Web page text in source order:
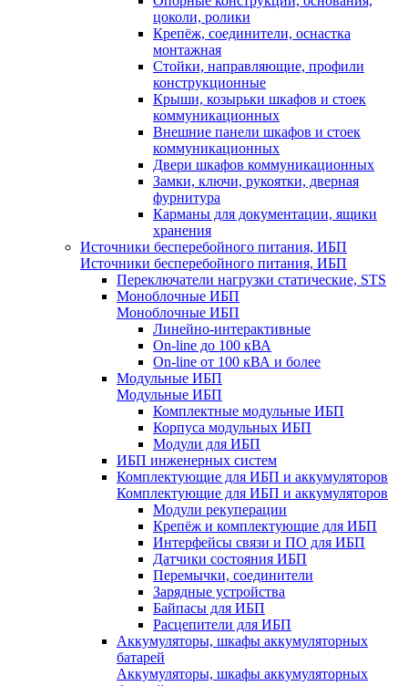
цоколи, ролики
Крепёж, соединители, оснастка
монтажная
Стойки, направляющие, профили
конструкционные
Крыши, козырьки шкафов и стоек
коммуникационных
Внешние панели шкафов и стоек
коммуникационных
Двери шкафов коммуникационных
Замки, ключи, рукоятки, дверная
фурнитура
Карманы для документации, ящики
хранения
Источники бесперебойного питания, ИБП
Источники бесперебойного питания, ИБП
Переключатели нагрузки статические, STS
Моноблочные ИБП
Моноблочные ИБП
Линейно-интерактивные
On-line до 100 кВА
On-line от 100 кВА и более
Модульные ИБП
Модульные ИБП
Комплектные модульные ИБП
Корпуса модульных ИБП
Модули для ИБП
ИБП инженерных систем
Комплектующие для ИБП и аккумуляторов
Комплектующие для ИБП и аккумуляторов
Модули рекуперации
Крепёж и комплектующие для ИБП
Интерфейсы связи и ПО для ИБП
Датчики состояния ИБП
Перемычки, соединители
Зарядные устройства
Байпасы для ИБП
Расцепители для ИБП
Аккумуляторы, шкафы аккумуляторных
батарей
Аккумуляторы, шкафы аккумуляторных